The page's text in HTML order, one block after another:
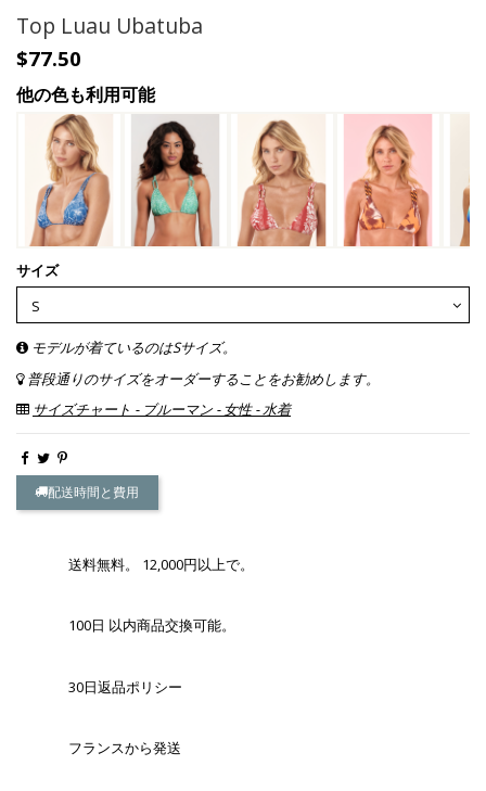
Top Luau Ubatuba
$77.50
他の色も利用可能
サイズ
モデルが着ているのはSサイズ。
普段通りのサイズをオーダーすることをお勧めします。
サイズチャート - ブルーマン - 女性 - 水着
配送時間と費用
送料無料。 12,000円以上で。
100日 以内商品交換可能。
30日返品ポリシー
フランスから発送